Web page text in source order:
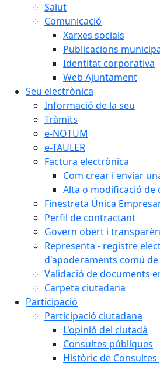
Salut
Comunicació
Xarxes socials
Publicacions
Identitat corporativa
Web Ajuntament
Seu electrònica
Informació de la seu
Tràmits
e-NOTUM
e-TAULER
Factura electrònica
Com crear i enviar
Alta o modificació de
Finestreta Única
Perfil de contractant
Govern obert i
Representa - registre
d'apoderaments comú de
Validació de documents
Carpeta ciutadana
Participació
Participació ciutadana
L'opinió del ciutadà
Consultes públiques
Històric de